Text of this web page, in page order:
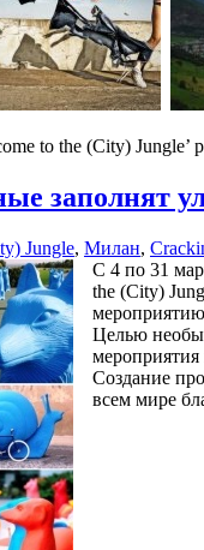
to the (Сity) Jungle’
заполнят
Jungle, Милан,
С 4 по 31
the (Сity)
мероприятию
Целью
Создание
всем мире